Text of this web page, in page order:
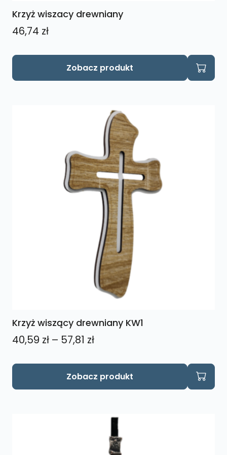
Krzyż wiszacy drewniany
46,74 zł
Zobacz produkt
Ten
Krzyż wiszący drewniany KW1
40,59 zł – 57,81 złZakres
40,59 zł
57,81 zł
Zobacz produkt
Ten